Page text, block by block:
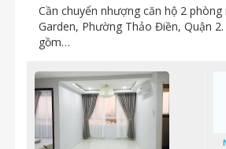
Cần chuyển nhượng căn hộ 2
Garden, Phường Thảo Điền, Quận
gồm…